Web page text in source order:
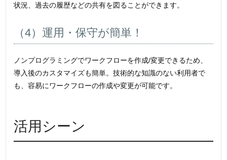
状況、過去の履歴などの共有を図ることができます。
（4）運用・保守が簡単！
ノンプログラミングでワークフローを作成/変更できるため、
導入後のカスタマイズも簡単。技術的な知識のない利用者で
も、容易にワークフローの作成や変更が可能です。
活用シーン